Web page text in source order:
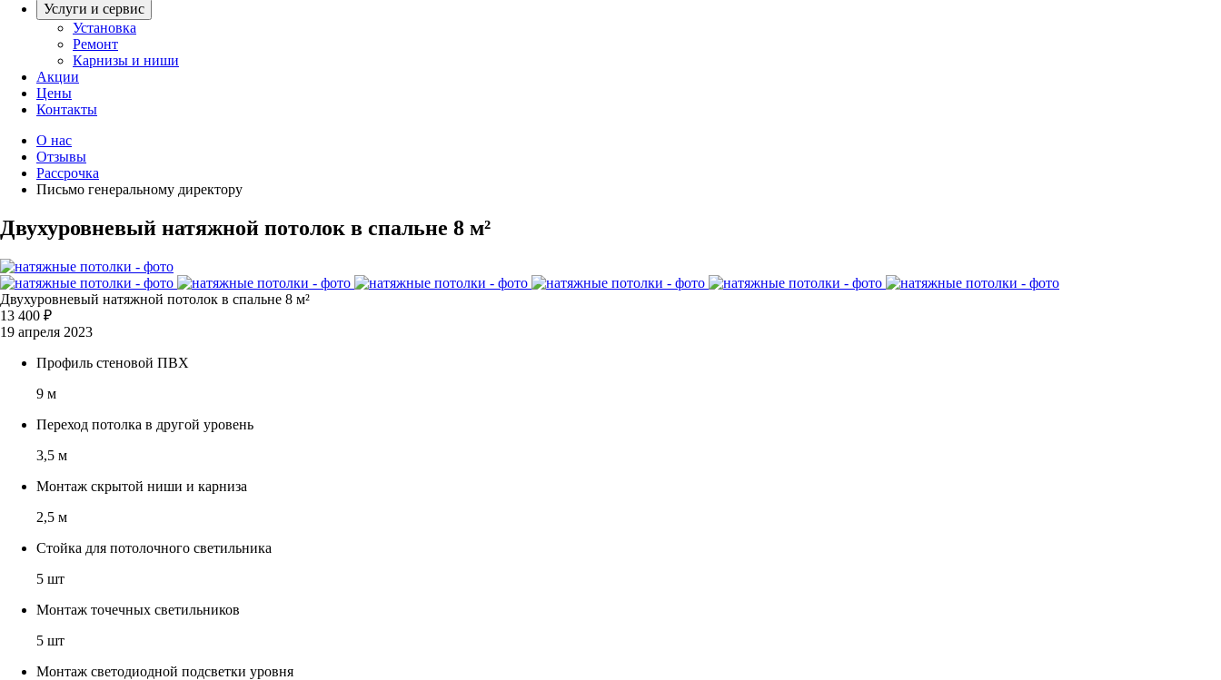
Услуги и сервис
Установка
Ремонт
Карнизы и ниши
Акции
Цены
Контакты
О нас
Отзывы
Рассрочка
Письмо генеральному директору
Двухуровневый натяжной потолок в спальне 8 м²
Двухуровневый натяжной потолок в спальне 8 м²
13 400 ₽
19 апреля 2023
Профиль стеновой ПВХ
9 м
Переход потолка в другой уровень
3,5 м
Монтаж скрытой ниши и карниза
2,5 м
Стойка для потолочного светильника
5 шт
Монтаж точечных светильников
5 шт
Монтаж светодиодной подсветки уровня